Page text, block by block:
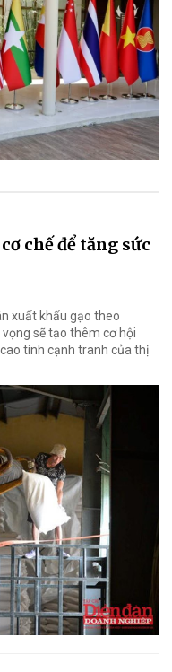
chế để tăng sức
xuất khẩu gạo theo
sẽ tạo thêm cơ hội
tính cạnh tranh của thị